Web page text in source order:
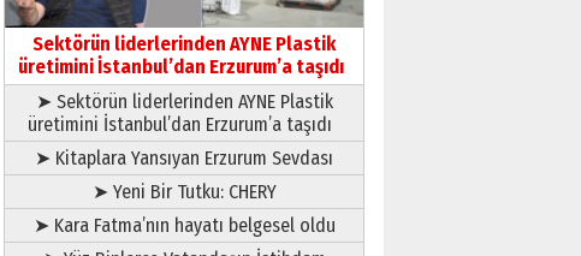
Bir fotoğraf, bir şehir, bir
gazeteci… Dizginler kimin
elinde?
31 Mart 2026 Salı
A. Berhan Yılmaz
BİR BÖLÜM DEĞİL, BİR ÖMÜR
SEÇİYORSUNUZ… “NEDEN
ATATÜRK ÜNİVERSİTESİ?”
28 Temmuz 2026 Salı
Ahmet Gökhan YAZICI
Ahmed Yesevi’den bir
Sektörün liderlerinden AYNE Plastik
üretimini İstanbul’dan Erzurum’a taşıdı
➤ Sektörün liderlerinden AYNE Plastik
üretimini İstanbul’dan Erzurum’a taşıdı
➤ Kitaplara Yansıyan Erzurum Sevdası
➤ Yeni Bir Tutku: CHERY
➤ Kara Fatma’nın hayatı belgesel oldu